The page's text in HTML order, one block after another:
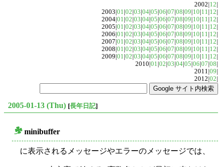
2002|12|
2003|01|02|03|04|05|06|07|08|09|10|11|12|
2004|01|02|03|04|05|06|07|08|09|10|11|12|
2005|01|02|03|04|05|06|07|08|09|10|11|12|
2006|01|02|03|04|05|06|07|08|09|10|11|12|
2007|01|02|03|04|05|06|07|08|09|10|11|12|
2008|01|02|03|04|05|06|07|08|09|10|11|12|
2009|01|02|03|04|05|06|07|08|09|10|11|12|
2010|01|02|03|04|05|06|07|08|
2011|09|
2012|02|
2005-01-13 (Thu) [長年日記]
minibuffer
に表示されるメッセージやエラーのメッセージでは、